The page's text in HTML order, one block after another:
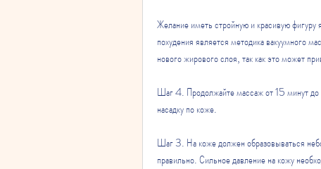
Желание иметь стройную и красивую
похудения является методика вакуумного
нового жирового слоя, так как это может
Шаг 4. Продолжайте массаж от 15 минут
насадку по коже.
Шаг 3. На коже должен образовываться
правильно. Сильное давление на кожу